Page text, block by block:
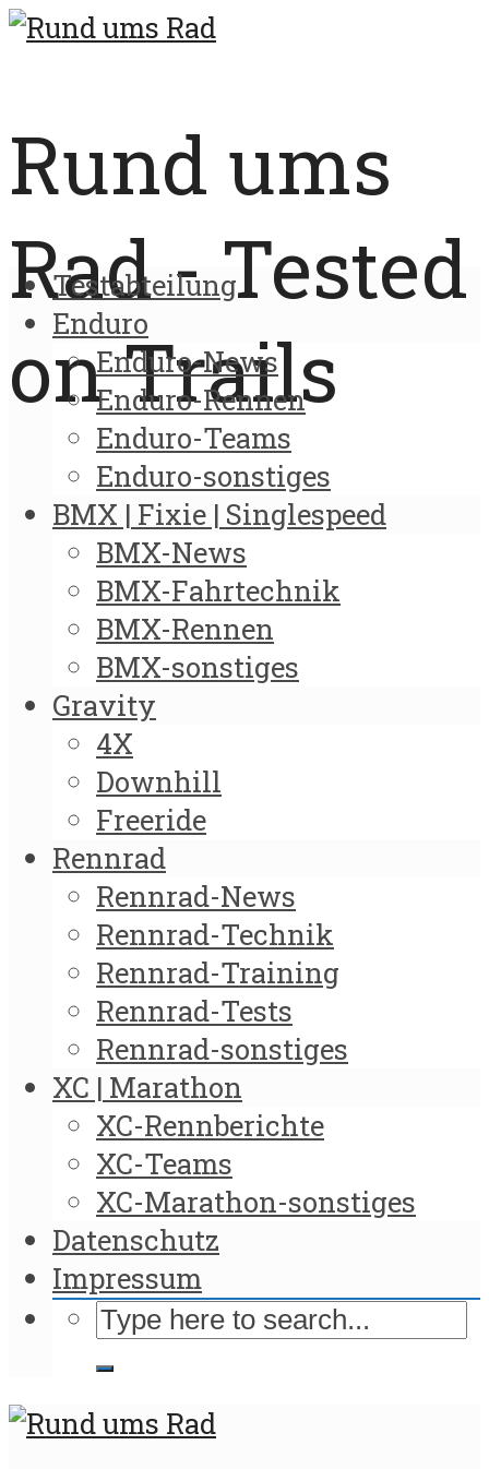
Rund ums
Rad - Tested
on Trails
Testabteilung
Enduro
Enduro-News
Enduro-Rennen
Enduro-Teams
Enduro-sonstiges
BMX | Fixie | Singlespeed
BMX-News
BMX-Fahrtechnik
BMX-Rennen
BMX-sonstiges
Gravity
4X
Downhill
Freeride
Rennrad
Rennrad-News
Rennrad-Technik
Rennrad-Training
Rennrad-Tests
Rennrad-sonstiges
XC | Marathon
XC-Rennberichte
XC-Teams
XC-Marathon-sonstiges
Datenschutz
Impressum